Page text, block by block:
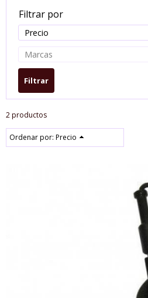
Filtrar por
Precio
Marcas
2 productos
Ordenar por: Precio